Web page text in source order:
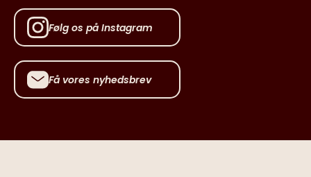
Følg os på Instagram
Få vores nyhedsbrev